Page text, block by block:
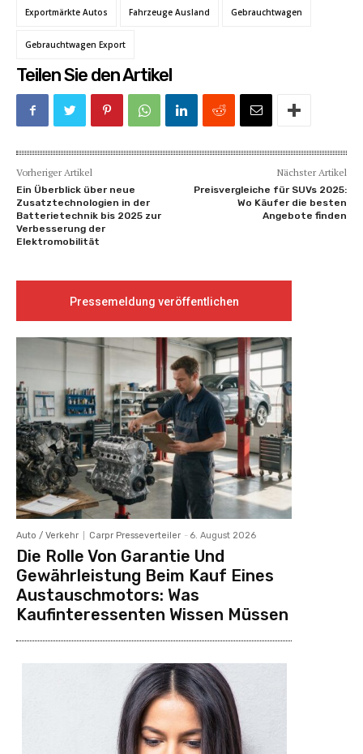
Exportmärkte Autos Fahrzeuge Ausland Gebrauchtwagen
Gebrauchtwagen Export
Teilen Sie den Artikel
Vorheriger Artikel
Ein Überblick über neue
Zusatztechnologien in der
Batterietechnik bis 2025 zur
Verbesserung der
Elektromobilität
Nächster Artikel
Preisvergleiche für SUVs 2025:
Wo Käufer die besten
Angebote finden
Pressemeldung veröffentlichen
Auto / Verkehr Carpr Presseverteiler - 6. August 2026
Die Rolle Von Garantie Und
Gewährleistung Beim Kauf Eines
Austauschmotors: Was
Kaufinteressenten Wissen Müssen